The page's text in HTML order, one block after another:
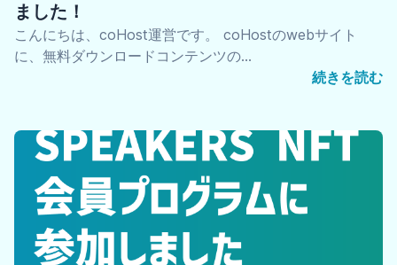
ました！
こんにちは、coHost運営です。 coHostのwebサイト
に、無料ダウンロードコンテンツの…
続きを読む